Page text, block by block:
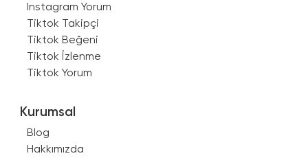
Instagram Yorum
Tiktok Takipçi
Tiktok Beğeni
Tiktok İzlenme
Tiktok Yorum
Kurumsal
Blog
Hakkımızda